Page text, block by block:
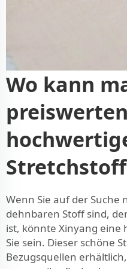
Wo kann
Wenn Sie auf der Suche
dehnbaren Stoff sind,
ist, könnte Xinyang
Sie sein. Dieser schöne
Bezugsquellen